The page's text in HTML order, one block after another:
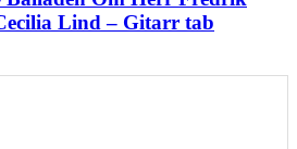
Lind – Gitarr tab